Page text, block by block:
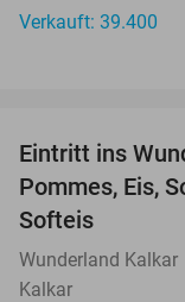
Verkauft: 39.400
Eintritt ins
Pommes, Eis,
Softeis
Wunderland Kalkar
Kalkar